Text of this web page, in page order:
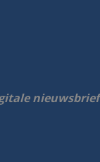
nieuwsbrief